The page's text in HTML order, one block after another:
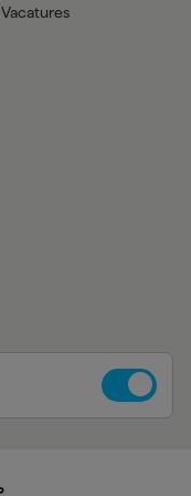
Vacatures